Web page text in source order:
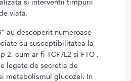
viata.
au descoperit numeroase
cu susceptibilitatea la
2, cum ar fi TCF7L2 si FTO ,
legate de secretia de
metabolismul glucozei. In